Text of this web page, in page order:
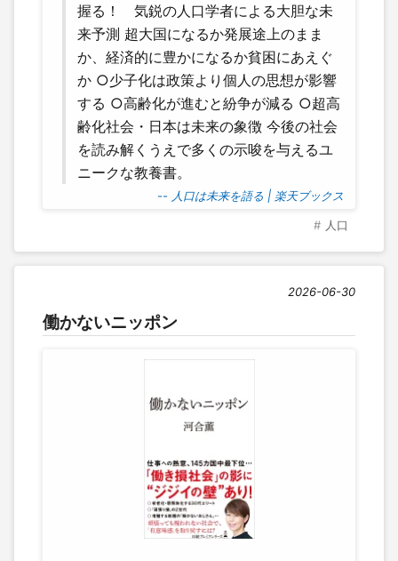
握る！ 気鋭の人口学者による大胆な未
来予測 超大国になるか発展途上のまま
か、経済的に豊かになるか貧困にあえぐ
か ○少子化は政策より個人の思想が影響
する ○高齢化が進むと紛争が減る ○超高
齢化社会・日本は未来の象徴 今後の社会
を読み解くうえで多くの示唆を与えるユ
ニークな教養書。
-- 人口は未来を語る | 楽天ブックス
人口
2026-06-30
働かないニッポン